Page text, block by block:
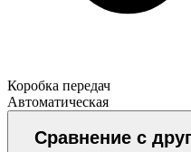
Коробка передач
Автоматическая
Сравнение с